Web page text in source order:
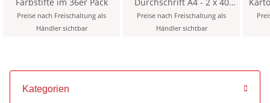
Preise nach Freischaltung als
Händler sichtbar
Blatt s. d. , geleimt
Preise nach Freischaltung als
Händler sichtbar
Kategorien